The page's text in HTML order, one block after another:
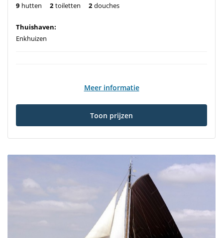
9 hutten 2 toiletten 2 douches
Thuishaven:
Enkhuizen
Meer informatie
Toon prijzen